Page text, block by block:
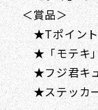
＜賞品＞
★Tポイント
★「モテキ
★フジ君キュ
★ステッカ